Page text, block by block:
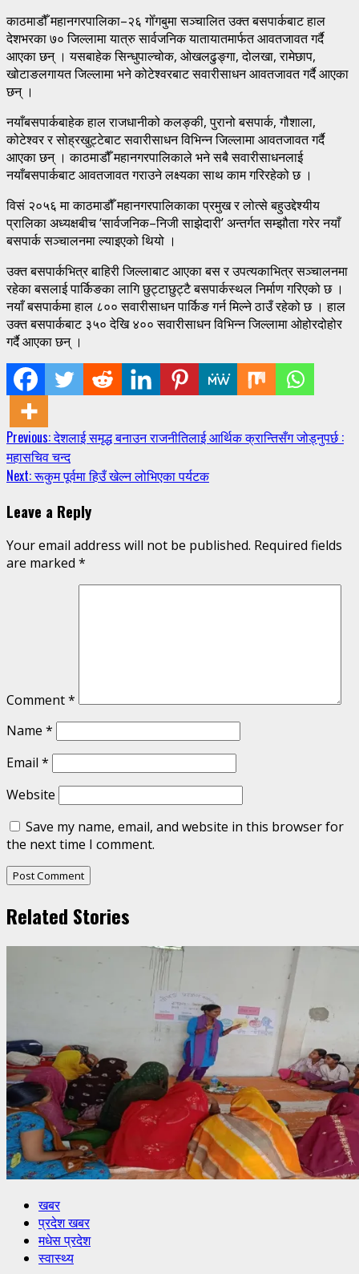
काठमाडौँ महानगरपालिका–२६ गोँगबुमा सञ्चालित उक्त बसपार्कबाट हाल
देशभरका ७० जिल्लामा यात्रु सार्वजनिक यातायातमार्फत आवतजावत गर्दै
आएका छन् । यसबाहेक सिन्धुपाल्चोक, ओखलढुङ्गा, दोलखा, रामेछाप,
खोटाङलगायत जिल्लामा भने कोटेश्वरबाट सवारीसाधन आवतजावत गर्दै आएका
छन् ।
नयाँबसपार्कबाहेक हाल राजधानीको कलङ्की, पुरानो बसपार्क, गौशाला,
कोटेश्वर र सोह्रखुट्टेबाट सवारीसाधन विभिन्न जिल्लामा आवतजावत गर्दै
आएका छन् । काठमाडौँ महानगरपालिकाले भने सबै सवारीसाधनलाई
नयाँबसपार्कबाट आवतजावत गराउने लक्ष्यका साथ काम गरिरहेको छ ।
विसं २०५६ मा काठमाडौँ महानगरपालिकाका प्रमुख र लोत्से बहुउद्देश्यीय
प्रालिका अध्यक्षबीच ‘सार्वजनिक–निजी साझेदारी’ अन्तर्गत सम्झौता गरेर नयाँ
बसपार्क सञ्चालनमा ल्याइएको थियो ।
उक्त बसपार्कभित्र बाहिरी जिल्लाबाट आएका बस र उपत्यकाभित्र सञ्चालनमा
रहेका बसलाई पार्किङका लागि छुट्टाछुट्टै बसपार्कस्थल निर्माण गरिएको छ ।
नयाँ बसपार्कमा हाल ८०० सवारीसाधन पार्किङ गर्न मिल्ने ठाउँ रहेको छ । हाल
उक्त बसपार्कबाट ३५० देखि ४०० सवारीसाधन विभिन्न जिल्लामा ओहोरदोहोर
गर्दै आएका छन् ।
Continue
Reading
Previous:देशलाई समृद्ध बनाउन राजनीतिलाई आर्थिक क्रान्तिसँग जोड्नुपर्छ :
महासचिव चन्द
Next:रूकुम पूर्वमा हिउँ खेल्न लोभिएका पर्यटक
Leave a Reply
Your email address will not be published. Required fields
are marked *
Comment*
Name *
Email *
Website
Save my name, email, and website in this browser for
the next time I comment.
Related Stories
खबर
प्रदेश खबर
मधेस प्रदेश
स्वास्थ्य